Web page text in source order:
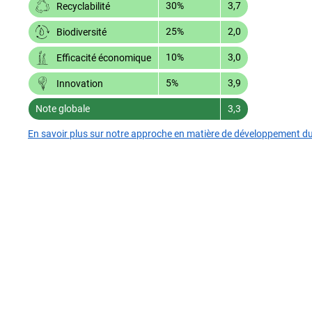
Recyclabilité 30% 3,7
Biodiversité 25% 2,0
Efficacité économique 10% 3,0
Innovation 5% 3,9
Note globale 3,3
En savoir plus sur notre approche en matière de développement